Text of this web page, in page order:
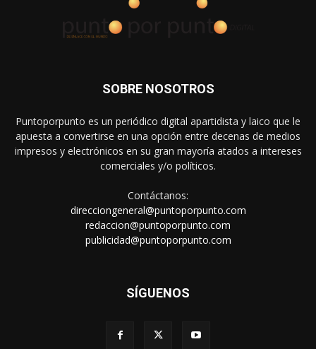
SOBRE NOSOTROS
Puntoporpunto es un periódico digital apartidista y laico que le
apuesta a convertirse en una opción entre decenas de medios
impresos y electrónicos en su gran mayoría atados a intereses
comerciales y/o políticos.
Contáctanos:
direcciongeneral@puntoporpunto.com
redaccion@puntoporpunto.com
publicidad@puntoporpunto.com
SÍGUENOS